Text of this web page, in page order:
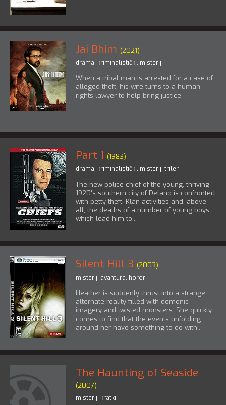
Jai Bhim (2021)
drama, kriminalistički, misterij
When a tribal man is arrested for a case of
alleged theft, his wife turns to a human-
rights lawyer to help bring justice.
Part 1 (1983)
drama, kriminalistički, misterij, triler
The new police chief of the young, thriving
1920's southern city of Delano is confronted
with petty theft, Klan activities and, above
all, the deaths of a number of young boys
which lead him to...
Silent Hill 3 (2003)
misterij, avantura, horor
Heather is suddenly thrust into a strange
alternate reality filled with demonic
imagery and twisted monsters. She quickly
comes to find that the events unfolding
around her have something to do with...
The Haunting of Seaside
(2007)
misterij, kratki